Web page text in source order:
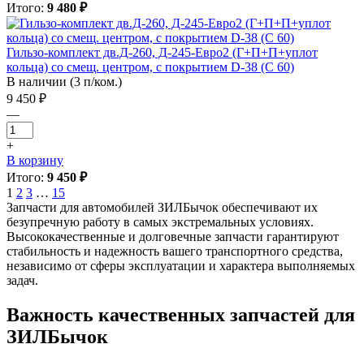
Итого: 9 480 ₽
Гильзо-комплект дв.Д-260, Д-245-Евро2 (Г+П+П+уплот
кольца) со смещ. центром, с покрытием D-38 (С 60)
В наличии (3 п/ком.)
9 450 ₽
—
+
В корзину
Итого: 9 450 ₽
1 2 3 … 15
Запчасти для автомобилей ЗИЛБычок обеспечивают их
безупречную работу в самых экстремальных условиях.
Высококачественные и долговечные запчасти гарантируют
стабильность и надежность вашего транспортного средства,
независимо от сферы эксплуатации и характера выполняемых
задач.
Важность качественных запчастей для
ЗИЛБычок